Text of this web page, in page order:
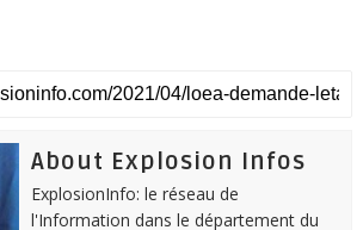
About Explosion Infos
ExplosionInfo: le réseau de
l'Information dans le département du